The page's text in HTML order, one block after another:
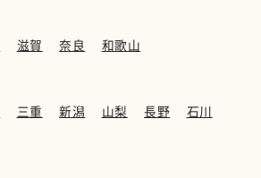
滋賀 奈良 和歌山
三重 新潟 山梨 長野
石川